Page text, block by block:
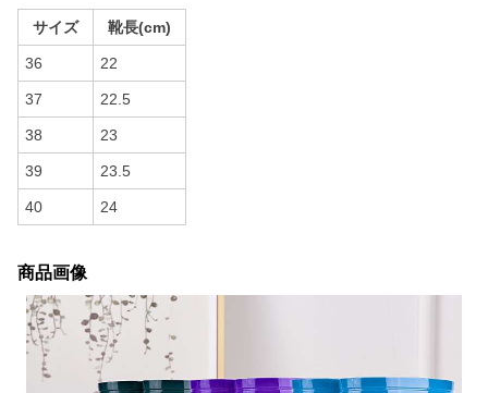
サイズ 靴長(cm)
36 22
37 22.5
38 23
39 23.5
40 24
商品画像